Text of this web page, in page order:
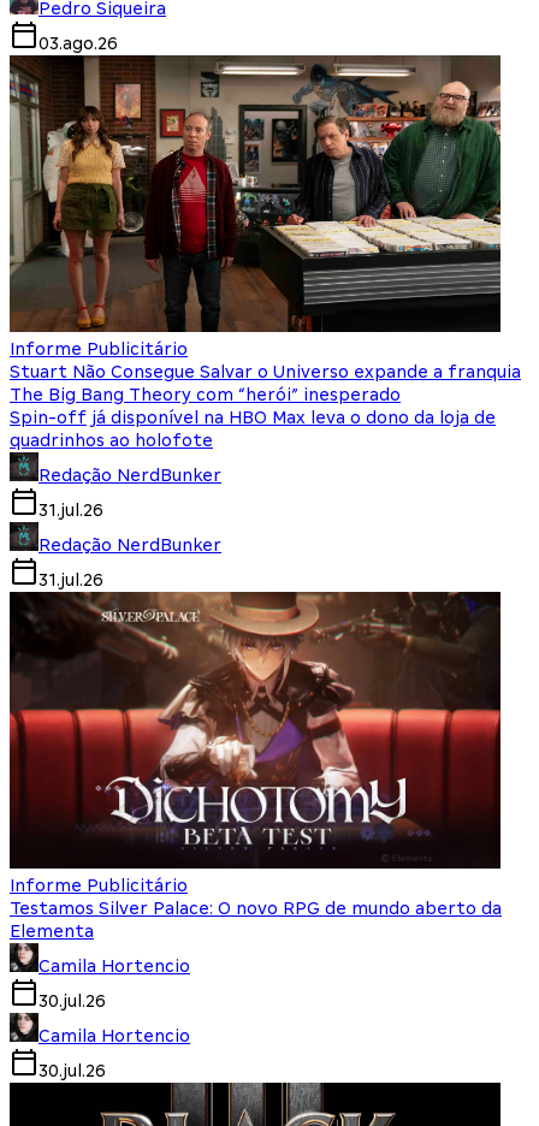
Pedro Siqueira
03.ago.26
Informe Publicitário
Stuart Não Consegue Salvar o Universo expande a franquia
The Big Bang Theory com “herói” inesperado
Spin-off já disponível na HBO Max leva o dono da loja de
quadrinhos ao holofote
Redação NerdBunker
31.jul.26
Redação NerdBunker
31.jul.26
Informe Publicitário
Testamos Silver Palace: O novo RPG de mundo aberto da
Elementa
Camila Hortencio
30.jul.26
Camila Hortencio
30.jul.26